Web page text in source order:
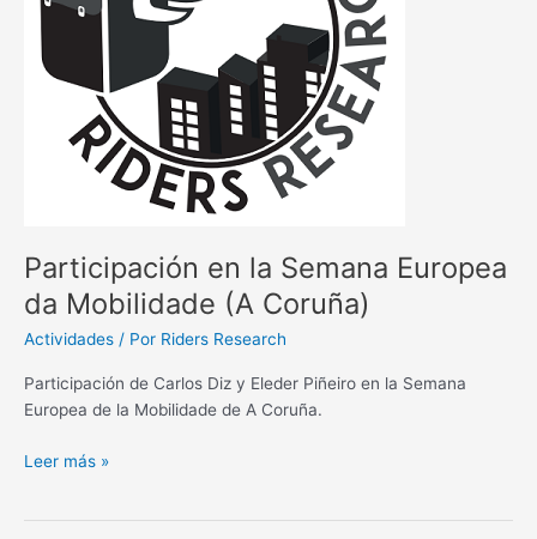
Participación en la Semana Europea
da Mobilidade (A Coruña)
Actividades / Por Riders Research
Participación de Carlos Diz y Eleder Piñeiro en la Semana
Europea de la Mobilidade de A Coruña.
Mobilidade
Coruña)
Leer más »